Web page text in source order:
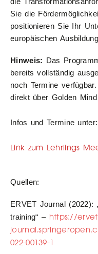
Sie die
positionieren Sie Ihr
europäischen
Hinweis: Das
bereits vollständig
noch Termine
direkt über Golden
Infos und Termine unter:
Link zum Lehrlings
Quellen:
ERVET Journal (2022):
training“ – https://
022-00139-1